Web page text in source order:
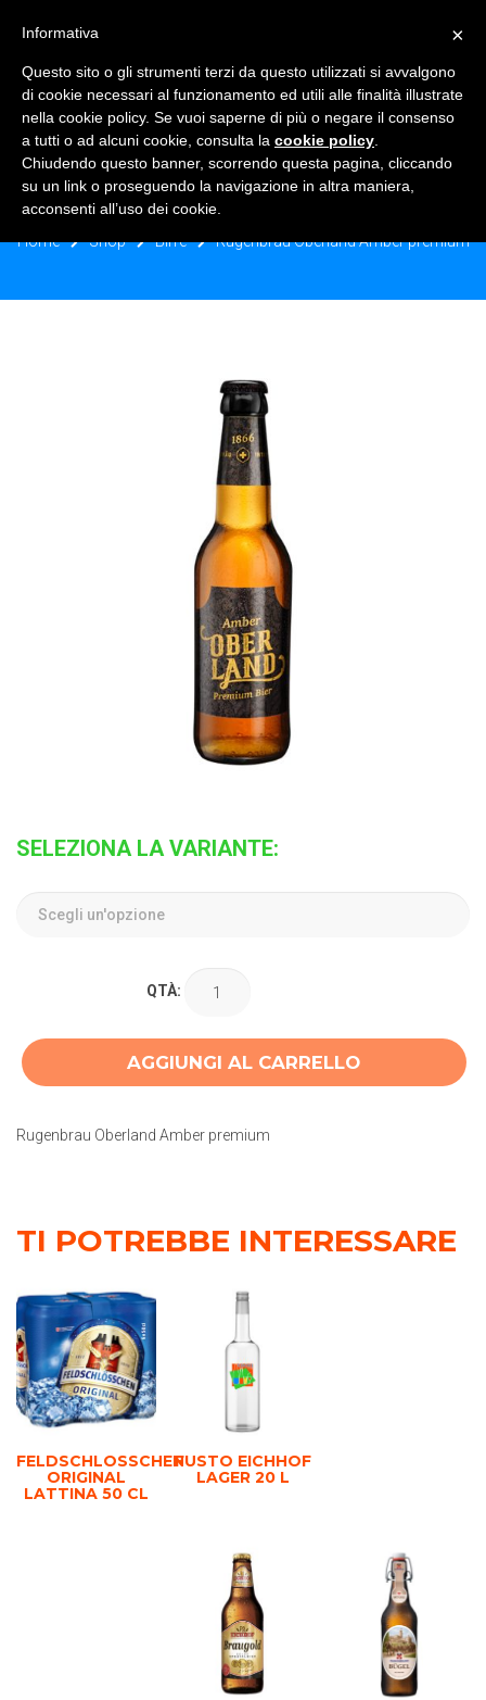
RUGENBRAU OBERLAND AMBER
PREMIUM
Home Shop Birre Rugenbrau Oberland Amber premium
SELEZIONA LA VARIANTE:
QTÀ:
AGGIUNGI AL CARRELLO
Rugenbrau Oberland Amber premium
TI POTREBBE INTERESSARE
FELDSCHLOSSCHEN
ORIGINAL
LATTINA 50 CL
FUSTO EICHHOF
LAGER 20 L
×
Informativa
Questo sito o gli strumenti terzi da questo utilizzati si avvalgono
di cookie necessari al funzionamento ed utili alle finalità illustrate
nella cookie policy. Se vuoi saperne di più o negare il consenso
a tutti o ad alcuni cookie, consulta la cookie policy
Chiudendo questo banner, scorrendo questa pagina, cliccando
su un link o proseguendo la navigazione in altra maniera,
acconsenti all’uso dei cookie.